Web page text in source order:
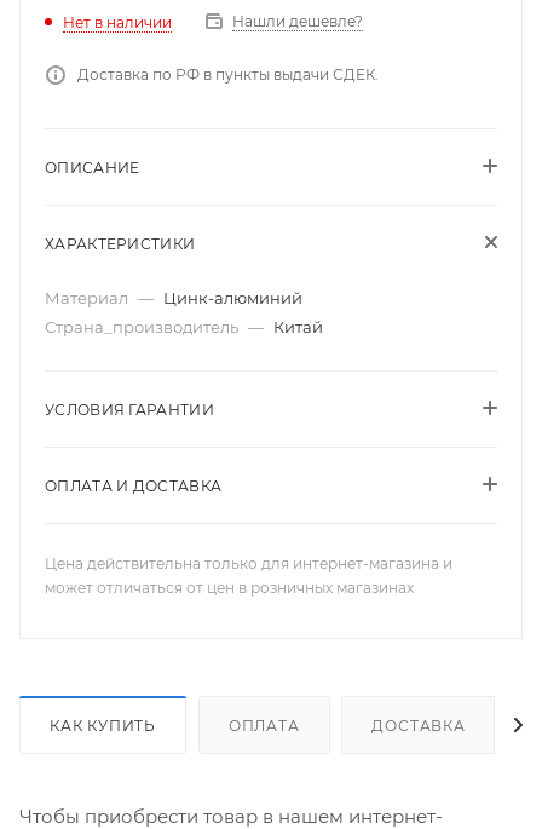
Нет в наличии Нашли дешевле?
Доставка по РФ в пункты выдачи СДЕК.
ОПИСАНИЕ
ХАРАКТЕРИСТИКИ
Материал — Цинк-алюминий
Страна_производитель — Китай
УСЛОВИЯ ГАРАНТИИ
ОПЛАТА И ДОСТАВКА
Цена действительна только для интернет-магазина и
может отличаться от цен в розничных магазинах
КАК КУПИТЬ ОПЛАТА ДОСТАВКА
Чтобы приобрести товар в нашем интернет-